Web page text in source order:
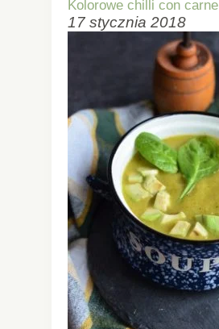
Kolorowe chilli con carne
17 stycznia 2018